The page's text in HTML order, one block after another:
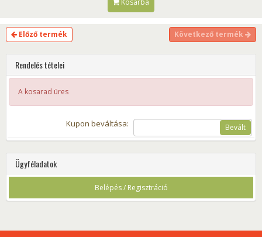
Előző termék Következő termék
Rendelés tételei
A kosarad üres
Kupon beváltása: Bevált
Ügyféladatok
Belépés / Regisztráció